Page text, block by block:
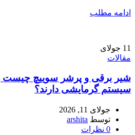
ادامه مطلب
11 جولای
مقالات
شیر برقی و پرشر سوییچ چیست
سیستم گرمایشی دارند؟
جولای 11, 2026
توسط arshita
0 نظرات